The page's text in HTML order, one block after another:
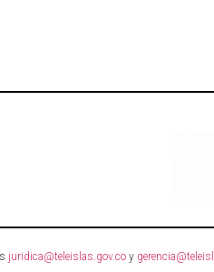
juridica@teleislas.gov.coy